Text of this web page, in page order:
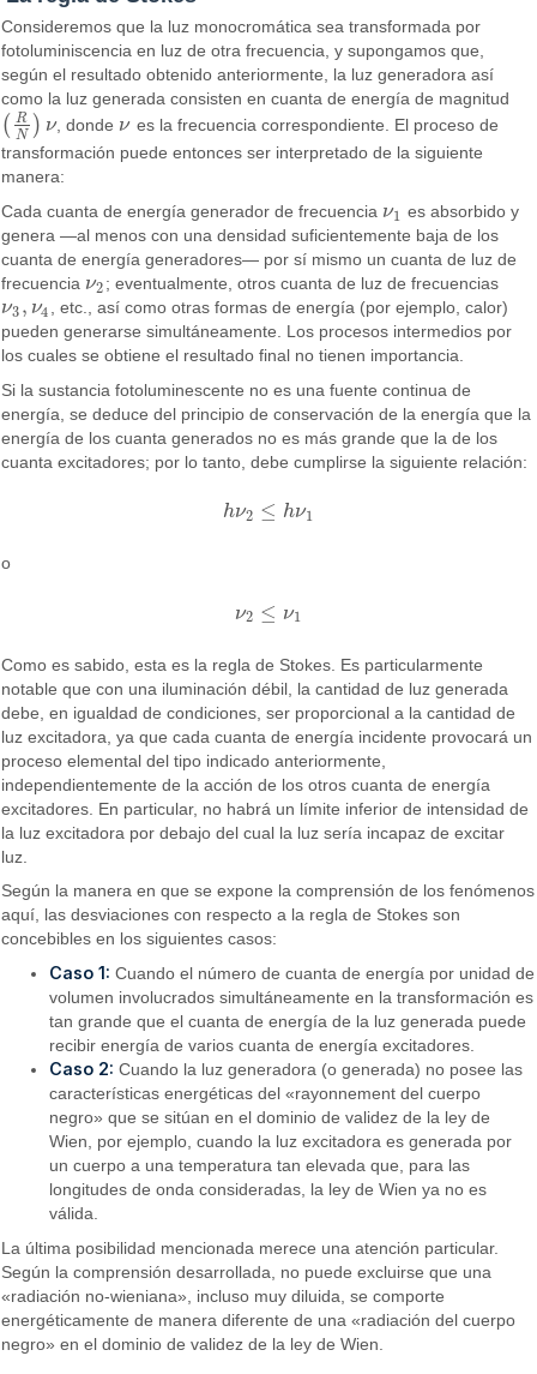
Consideremos que la luz monocromática sea transformada por
fotoluminiscencia en luz de otra frecuencia, y supongamos que,
según el resultado obtenido anteriormente, la luz generadora así
como la luz generada consisten en cuanta de energía de magnitud
( R
N ) ν
( RN )ν , donde ν
ν es la frecuencia correspondiente. El proceso de
transformación puede entonces ser interpretado de la siguiente
manera:
Cada cuanta de energía generador de frecuencia ν1
ν1 es absorbido y
genera —al menos con una densidad suficientemente baja de los
cuanta de energía generadores— por sí mismo un cuanta de luz de
frecuencia ν2
ν2; eventualmente, otros cuanta de luz de frecuencias
ν3 , ν4
ν3,ν4
, etc., así como otras formas de energía (por ejemplo, calor)
pueden generarse simultáneamente. Los procesos intermedios por
los cuales se obtiene el resultado final no tienen importancia.
Si la sustancia fotoluminescente no es una fuente continua de
energía, se deduce del principio de conservación de la energía que la
energía de los cuanta generados no es más grande que la de los
cuanta excitadores; por lo tanto, debe cumplirse la siguiente relación:
hν2 ≤ hν1
hν 2≤h ν1
o
ν2 ≤ ν1
ν 2≤ν 1
Como es sabido, esta es la regla de Stokes. Es particularmente
notable que con una iluminación débil, la cantidad de luz generada
debe, en igualdad de condiciones, ser proporcional a la cantidad de
luz excitadora, ya que cada cuanta de energía incidente provocará un
proceso elemental del tipo indicado anteriormente,
independientemente de la acción de los otros cuanta de energía
excitadores. En particular, no habrá un límite inferior de intensidad de
la luz excitadora por debajo del cual la luz sería incapaz de excitar
luz.
Según la manera en que se expone la comprensión de los fenómenos
aquí, las desviaciones con respecto a la regla de Stokes son
concebibles en los siguientes casos:
Caso 1: Cuando el número de cuanta de energía por unidad de
volumen involucrados simultáneamente en la transformación es
tan grande que el cuanta de energía de la luz generada puede
recibir energía de varios cuanta de energía excitadores.
Caso 2: Cuando la luz generadora (o generada) no posee las
características energéticas del «rayonnement del cuerpo
negro» que se sitúan en el dominio de validez de la ley de
Wien, por ejemplo, cuando la luz excitadora es generada por
un cuerpo a una temperatura tan elevada que, para las
longitudes de onda consideradas, la ley de Wien ya no es
válida.
La última posibilidad mencionada merece una atención particular.
Según la comprensión desarrollada, no puede excluirse que una
«radiación no-wieniana», incluso muy diluida, se comporte
energéticamente de manera diferente de una «radiación del cuerpo
negro» en el dominio de validez de la ley de Wien.